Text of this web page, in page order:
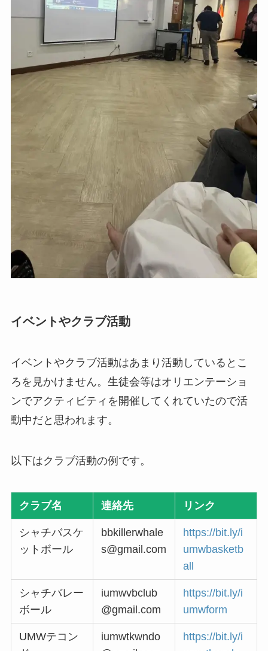
イベントやクラブ活動
イベントやクラブ活動はあまり活動しているとこ
ろを見かけません。生徒会等はオリエンテーショ
ンでアクティビティを開催してくれていたので活
動中だと思われます。
以下はクラブ活動の例です。
クラブ名 連絡先 リンク
シャチバスケ
ットボール
bbkillerwhale
s@gmail.com
https://bit.ly/i
umwbasketb
all
シャチバレー
ボール
iumwvbclub
@gmail.com
https://bit.ly/i
umwform
UMWテコン
iumwtkwndo
https://bit.ly/i